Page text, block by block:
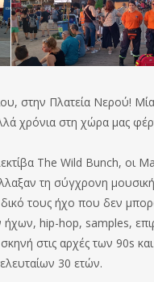
στην Πλατεία Νερού!
χρόνια στη χώρα μας
The Wild Bunch, οι
τη σύγχρονη μουσική
τους ήχο που δεν
ήχων, hip-hop, samples,
στις αρχές των 90s
30 ετών.